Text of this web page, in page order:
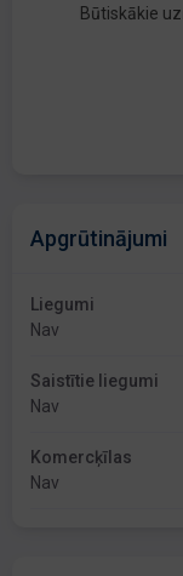
Būtiskākie
Apgrūtinājumi
Liegumi
Nav
Saistītie liegumi
Nav
Komercķīlas
Nav